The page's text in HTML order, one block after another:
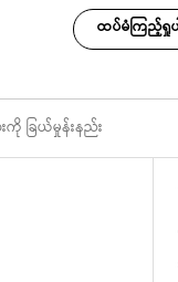
ထပ်မံကြည့်ရှုပ
းကို ခြယ်မှုန်းနည်း